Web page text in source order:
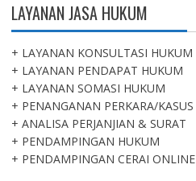
LAYANAN JASA HUKUM
+ LAYANAN KONSULTASI HUKUM
+ LAYANAN PENDAPAT HUKUM
+ LAYANAN SOMASI HUKUM
+ PENANGANAN PERKARA/KASUS
+ ANALISA PERJANJIAN & SURAT
+ PENDAMPINGAN HUKUM
+ PENDAMPINGAN CERAI ONLINE